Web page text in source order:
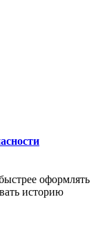
оформлять
историю